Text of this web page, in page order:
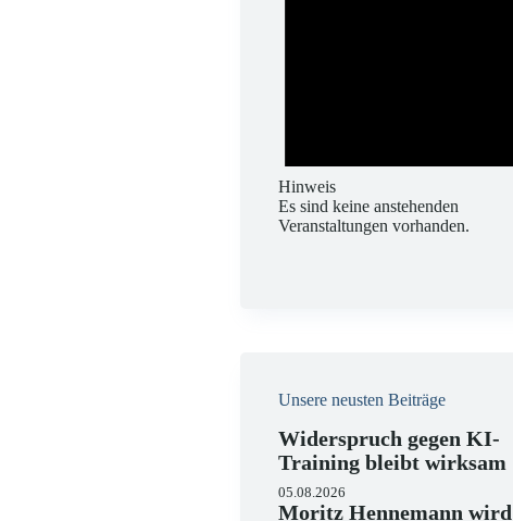
Hinweis
Es sind keine anstehenden
Veranstaltungen vorhanden.
Unsere neusten Beiträge
Widerspruch gegen KI-
Training bleibt wirksam
05.08.2026
Moritz Hennemann wird